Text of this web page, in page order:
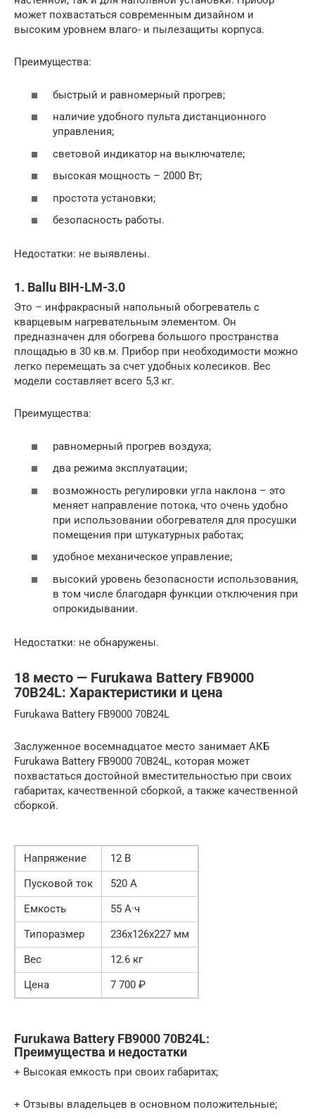
может похвастаться современным дизайном и
высоким уровнем влаго- и пылезащиты корпуса.
Преимущества:
быстрый и равномерный прогрев;
наличие удобного пульта дистанционного
управления;
световой индикатор на выключателе;
высокая мощность – 2000 Вт;
простота установки;
безопасность работы.
Недостатки: не выявлены.
1. Ballu BIH-LM-3.0
Это – инфракрасный напольный обогреватель с
кварцевым нагревательным элементом. Он
предназначен для обогрева большого пространства
площадью в 30 кв.м. Прибор при необходимости можно
легко перемещать за счет удобных колесиков. Вес
модели составляет всего 5,3 кг.
Преимущества:
равномерный прогрев воздуха;
два режима эксплуатации;
возможность регулировки угла наклона – это
меняет направление потока, что очень удобно
при использовании обогревателя для просушки
помещения при штукатурных работах;
удобное механическое управление;
высокий уровень безопасности использования,
в том числе благодаря функции отключения при
опрокидывании.
Недостатки: не обнаружены.
18 место — Furukawa Battery FB9000
70B24L: Характеристики и цена
Furukawa Battery FB9000 70B24L
Заслуженное восемнадцатое место занимает АКБ
Furukawa Battery FB9000 70B24L, которая может
похвастаться достойной вместительностью при своих
габаритах, качественной сборкой, а также качественной
сборкой.
Напряжение
12 В
Пусковой ток
520 А
Емкость
55 А·ч
Типоразмер
236x126x227 мм
Вес
12.6 кг
Цена
7 700 ₽
Furukawa Battery FB9000 70B24L:
Преимущества и недостатки
+ Высокая емкость при своих габаритах;
+ Отзывы владельцев в основном положительные;